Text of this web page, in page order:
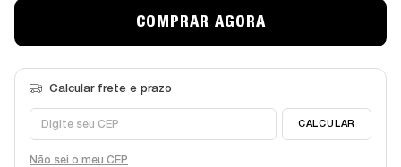
Não sei o meu CEP